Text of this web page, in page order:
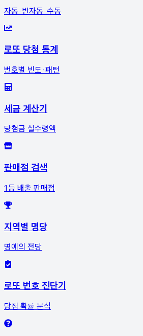
자동·반자동·수동
로또 당첨 통계
번호별 빈도·패턴
세금 계산기
당첨금 실수령액
판매점 검색
1등 배출 판매점
지역별 명당
명예의 전당
로또 번호 진단기
당첨 확률 분석